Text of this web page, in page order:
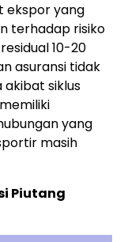
ekspor yang
terhadap risiko
10-20
asuransi tidak
siklus
yang
masih
Piutang